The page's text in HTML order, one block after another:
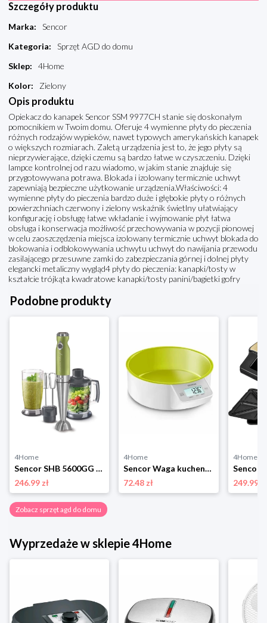
Szczegóły produktu
Marka:
Sencor
Kategoria:
Sprzęt AGD do domu
Sklep:
4Home
Kolor: Zielony
Opis produktu
Opiekacz do kanapek Sencor SSM 9977CH stanie się doskonałym
pomocnikiem w Twoim domu. Oferuje 4 wymienne płyty do pieczenia
różnych rodzajów wypieków, nawet typowych amerykańskich kanapek
o większych rozmiarach. Zaletą urządzenia jest to, że jego płyty są
nieprzywierające, dzięki czemu są bardzo łatwe w czyszczeniu. Dzięki
lampce kontrolnej od razu wiadomo, w jakim stanie znajduje się
przygotowywana potrawa. Blokada i izolowany termicznie uchwyt
zapewniają bezpieczne użytkowanie urządzenia.Właściwości: 4
wymienne płyty do pieczenia bardzo duże i głębokie płyty o różnych
powierzchniach czerwony i zielony wskaźnik świetlny ułatwiający
konfigurację i obsługę łatwe wkładanie i wyjmowanie płyt łatwa
obsługa i konserwacja możliwość przechowywania w pozycji pionowej
w celu zaoszczędzenia miejsca izolowany termicznie uchwyt blokada do
blokowania i odblokowywania uchwytu uchwyt do nawijania przewodu
zasilającego przesuwne zamki do zabezpieczania górnej i dolnej płyty
elegancki metaliczny wygląd4 płyty do pieczenia: kanapki/tosty w
kształcie trójkąta kwadratowe kanapki/tosty panini/bagietki gofry
Podobne produkty
4Home
Sencor SHB 5600GG blender, zielony
246.99 zł
4Home
Sencor Waga kuchenna cyfrowa, SKS 4004GR, zielony
72.48 zł
4Home
249.99 zł
Zobacz sprzęt agd do domu
Wyprzedaże w sklepie 4Home